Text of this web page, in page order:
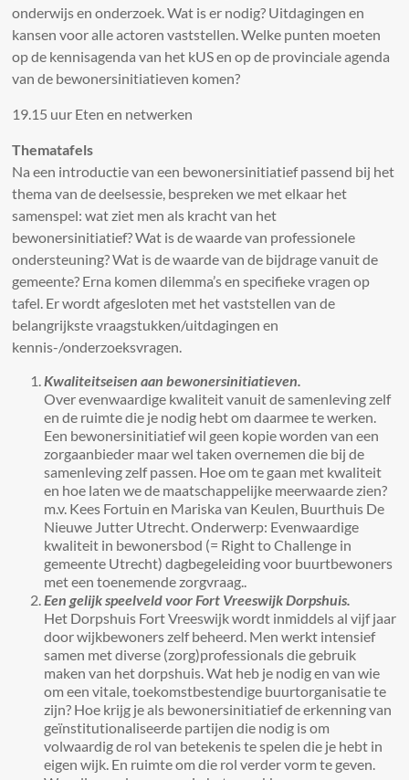
onderwijs en onderzoek. Wat is er nodig? Uitdagingen en
kansen voor alle actoren vaststellen. Welke punten moeten
op de kennisagenda van het kUS en op de provinciale agenda
van de bewonersinitiatieven komen?
19.15 uur Eten en netwerken
Thematafels
Na een introductie van een bewonersinitiatief passend bij het
thema van de deelsessie, bespreken we met elkaar het
samenspel: wat ziet men als kracht van het
bewonersinitiatief? Wat is de waarde van professionele
ondersteuning? Wat is de waarde van de bijdrage vanuit de
gemeente? Erna komen dilemma’s en specifieke vragen op
tafel. Er wordt afgesloten met het vaststellen van de
belangrijkste vraagstukken/uitdagingen en
kennis-/onderzoeksvragen.
Kwaliteitseisen aan bewonersinitiatieven.
Over evenwaardige kwaliteit vanuit de samenleving zelf
en de ruimte die je nodig hebt om daarmee te werken.
Een bewonersinitiatief wil geen kopie worden van een
zorgaanbieder maar wel taken overnemen die bij de
samenleving zelf passen. Hoe om te gaan met kwaliteit
en hoe laten we de maatschappelijke meerwaarde zien?
m.v. Kees Fortuin en Mariska van Keulen, Buurthuis De
Nieuwe Jutter Utrecht. Onderwerp: Evenwaardige
kwaliteit in bewonersbod (= Right to Challenge in
gemeente Utrecht) dagbegeleiding voor buurtbewoners
met een toenemende zorgvraag..
Een gelijk speelveld voor Fort Vreeswijk Dorpshuis.
Het Dorpshuis Fort Vreeswijk wordt inmiddels al vijf jaar
door wijkbewoners zelf beheerd. Men werkt intensief
samen met diverse (zorg)professionals die gebruik
maken van het dorpshuis. Wat heb je nodig en van wie
om een vitale, toekomstbestendige buurtorganisatie te
zijn? Hoe krijg je als bewonersinitiatief de erkenning van
geïnstitutionaliseerde partijen die nodig is om
volwaardig de rol van betekenis te spelen die je hebt in
eigen wijk. En ruimte om die rol verder vorm te geven.